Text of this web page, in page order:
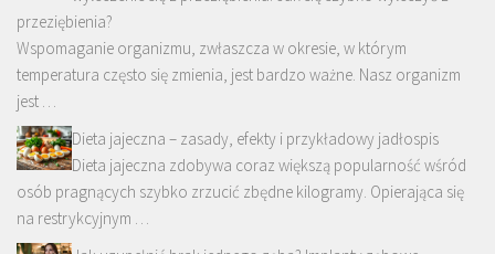
przeziębienia?
Wspomaganie organizmu, zwłaszcza w okresie, w którym
temperatura często się zmienia, jest bardzo ważne. Nasz organizm
jest …
Dieta jajeczna – zasady, efekty i przykładowy jadłospis
Dieta jajeczna zdobywa coraz większą popularność wśród
osób pragnących szybko zrzucić zbędne kilogramy. Opierająca się
na restrykcyjnym …